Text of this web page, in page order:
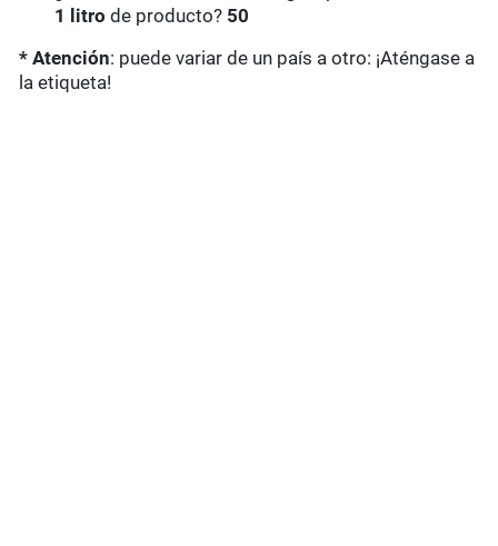
1 litro de producto? 50
* Atención: puede variar de un país a otro: ¡Aténgase a
la etiqueta!